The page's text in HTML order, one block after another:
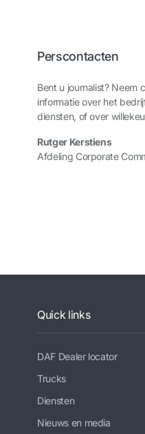
Perscontacten
Bent u journalist? Neem
informatie over het
diensten, of over
Rutger Kerstiens
Afdeling Corporate
Quick links
DAF Dealer locator
Trucks
Diensten
Nieuws en media